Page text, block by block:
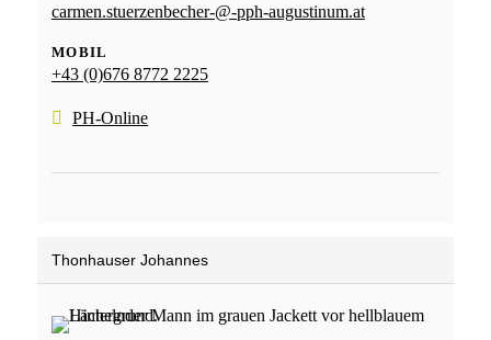
carmen.stuerzenbecher-@-pph-augustinum.at
MOBIL
+43 (0)676 8772 2225
PH-Online
Thonhauser Johannes